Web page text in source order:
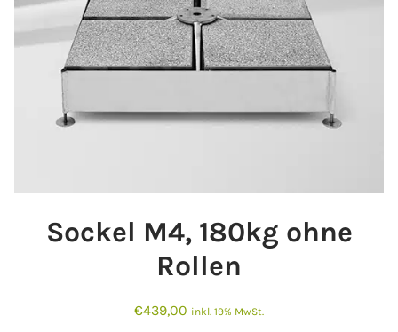
Sockel M4, 180kg ohne
Rollen
€439,00 inkl. 19% MwSt.